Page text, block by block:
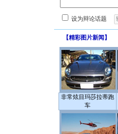
设为辩论话题
【精彩图片新闻 】
非常炫目玛莎拉蒂跑
车